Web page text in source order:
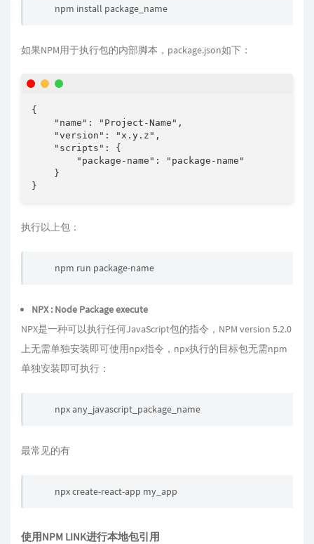
npm install package_name
如果NPM用于执行包的内部脚本，package.json如下：
{
    "name": "Project-Name",
    "version": "x.y.z",
    "scripts": {
        "package-name": "package-name"
    }
}
执行以上包：
npm run package-name
NPX : Node Package execute
NPX是一种可以执行任何JavaScript包的指令，NPM version 5.2.0
上无需单独安装即可使用npx指令，npx执行的目标包无需npm
单独安装即可执行：
npx any_javascript_package_name
最常见的有
npx create-react-app my_app
使用NPM LINK进行本地包引用